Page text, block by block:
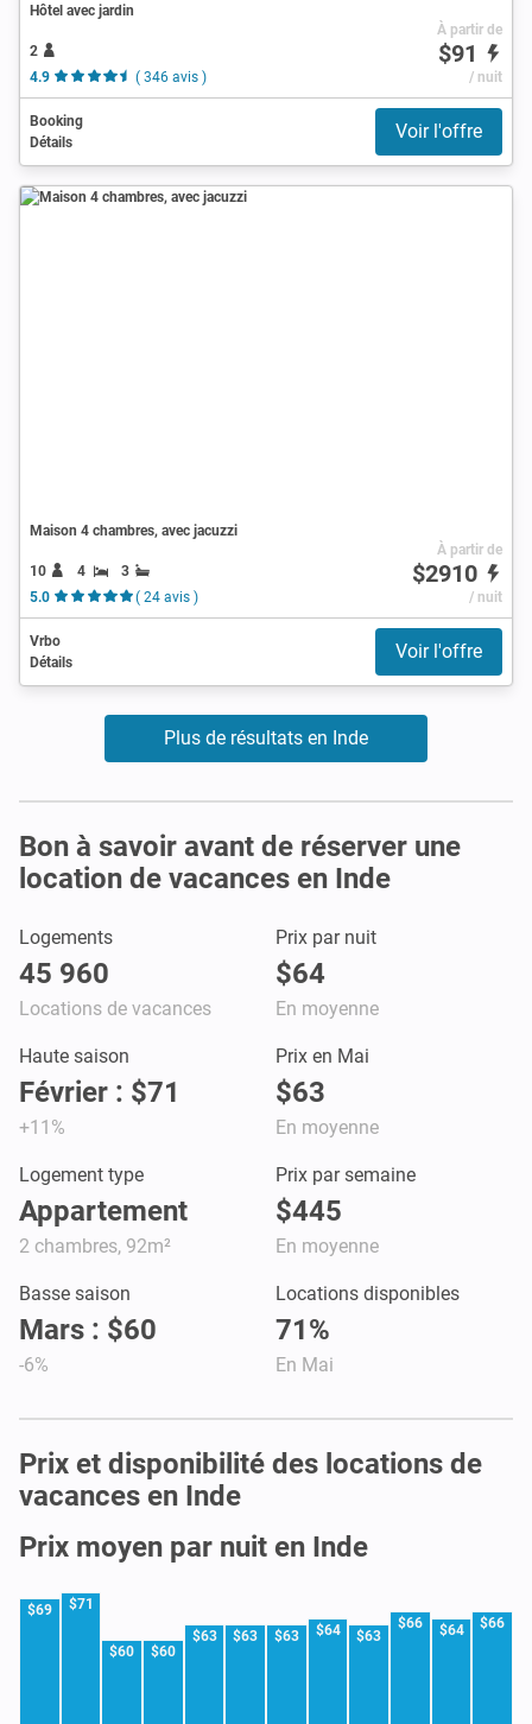
Hôtel avec jardin
2
4.9
( 346 avis )
À partir de
$91
/ nuit
Booking
Détails
Voir l'offre
Maison 4 chambres, avec jacuzzi
10 4
3
5.0
( 24 avis )
À partir de
$2910
/ nuit
Vrbo
Détails
Voir l'offre
Plus de résultats en Inde
Bon à savoir avant de réserver une
location de vacances en Inde
Logements
45 960
Locations de vacances
Prix par nuit
$64
En moyenne
Haute saison
Février : $71
+11%
Prix en Mai
$63
En moyenne
Logement type
Appartement
2 chambres, 92m²
Prix par semaine
$445
En moyenne
Basse saison
Mars : $60
-6%
Locations disponibles
71%
En Mai
Prix et disponibilité des locations de
vacances en Inde
Prix moyen par nuit en Inde
$69 $71
$60 $60
$63 $63 $63 $64 $63
$66 $64 $66